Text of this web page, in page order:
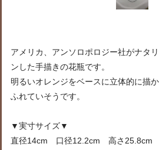
アメリカ、アンソロポロジー社がナタ
ンした手描きの花瓶です。
明るいオレンジをベースに立体的に描
ふれていそうです。
▼実寸サイズ▼
直径14cm 口径12.2cm 高さ25.8cm